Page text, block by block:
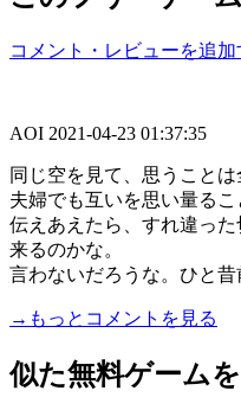
コメント・レビューを追加
AOI 2021-04-23 01:37:35
同じ空を見て、思うことは
夫婦でも互いを思い量るこ
伝えあえたら、すれ違っ
来るのかな。
言わないだろうな。ひと
→もっとコメントを見る
似た無料ゲーム